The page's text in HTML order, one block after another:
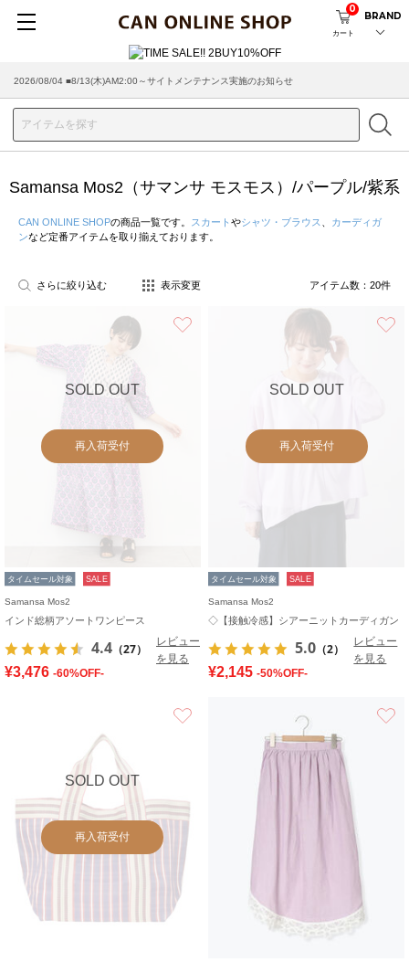
カート
0
BRAND
2026/08/04 ■8/13(木)AM2:00～サイトメンテナンス実施のお知らせ
Samansa Mos2（サマンサ モスモス）/パープル/紫系
CAN ONLINE SHOPの商品一覧です。 スカート やシャツ・ブラウス
カーディガ
ンなど定番アイテムを取り揃えております。
さらに絞り込む 表示変更 アイテム数： 20件
SOLD OUT
再入荷受付
タイムセール対象 SALE
Samansa Mos2
インド総柄アソートワンピース
4.4 （27）
レビュー
を見る
¥3,476 -60%OFF-
SOLD OUT
再入荷受付
タイムセール対象 SALE
Samansa Mos2
◇【接触冷感】シアーニットカーディガン
5.0 （2）
レビュー
を見る
¥2,145 -50%OFF-
SOLD OUT
再入荷受付